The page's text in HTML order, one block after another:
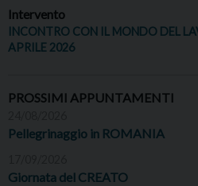
Intervento
INCONTRO CON IL MONDO DEL
APRILE 2026
PROSSIMI APPUNTAMENTI
Pellegrinaggio in ROMANIA
Giornata del CREATO